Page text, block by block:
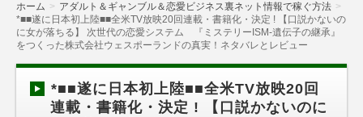
ホーム
アダルト＆ギャンブル＆恋愛ビジネス裏ネット情報で稼ぐ方法
*■■遂に日本初上陸■■全米TV放映20回連載・書籍化・決定 ! 【口説かないの
に女が落ちる】 次世代の恋愛システム 『ミステリーISM-遺伝子の継承』
をつくった株式会社ウェスポーランドの真実！ネタバレとレビュー
*■■遂に日本初上陸■■全米TV放映20回
連載・書籍化・決定 ! 【口説かないのに